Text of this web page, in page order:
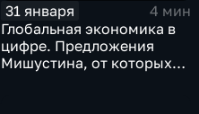
31 января
4 мин
Глобальная экономика в
цифре. Предложения
Мишустина, от которых